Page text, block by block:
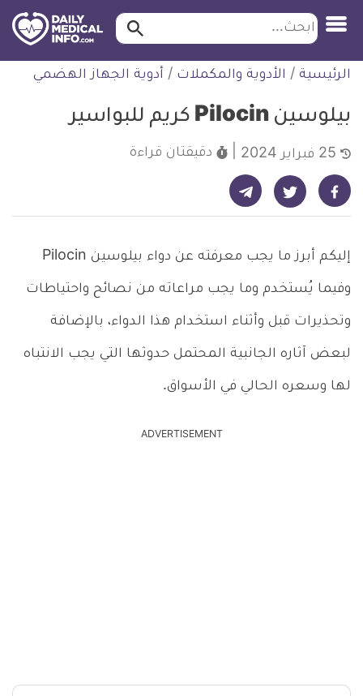
التخطي
للمحتوى
طبية
ابحث ابحث…
الرئيسية / الأدوية والمكملات / أدوية الجهاز الهضمي
بيلوسين Pilocin كريم للبواسير
دقيقتان قراءة
شارك على فيسبوك - ديلي ميديكال انفو شارك على تويتر - ديلي ميديكال انفو شارك على تيليجرام - ديلي ميديكال انفو
إليكم أبرز ما يجب معرفته عن دواء بيلوسين Pilocin
وفيما يُستخدم وما يجب مراعاته من نصائح واحتياطات
وتحذيرات قبل وأثناء استخدام هذا الدواء، بالإضافة
لبعض آثاره الجانبية المحتمل حدوثها التي يجب الانتباه
لها وسعره الحالي في الأسواق.
ADVERTISEMENT